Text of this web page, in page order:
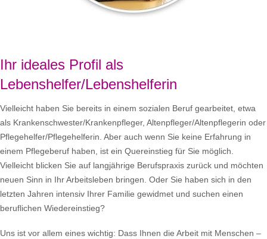
Ihr ideales Profil als
Lebenshelfer/Lebenshelferin
Vielleicht haben Sie bereits in einem sozialen Beruf gearbeitet, etwa
als Krankenschwester/Krankenpfleger, Altenpfleger/Altenpflegerin oder
Pflegehelfer/Pflegehelferin. Aber auch wenn Sie keine Erfahrung in
einem Pflegeberuf haben, ist ein Quereinstieg für Sie möglich.
Vielleicht blicken Sie auf langjährige Berufspraxis zurück und möchten
neuen Sinn in Ihr Arbeitsleben bringen. Oder Sie haben sich in den
letzten Jahren intensiv Ihrer Familie gewidmet und suchen einen
beruflichen Wiedereinstieg?
Uns ist vor allem eines wichtig: Dass Ihnen die Arbeit mit Menschen –